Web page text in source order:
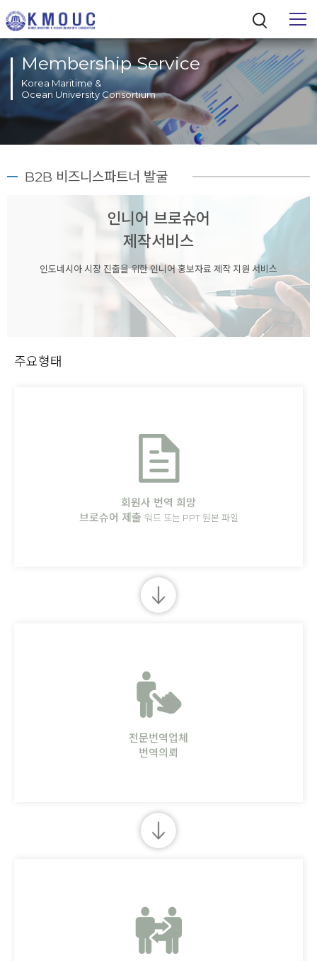
Membership Service
Korea Maritime &
Ocean University Consortium
B2B 비즈니스파트너 발굴
인니어 브로슈어
제작서비스
인도네시아 시장 진출을 위한 인니어 홍보자료 제작 지원 서비스
주요형태
회원사 번역 희망
브로슈어 제출 워드 또는 PPT 원본 파일
전문번역업체
번역의뢰
통합검색